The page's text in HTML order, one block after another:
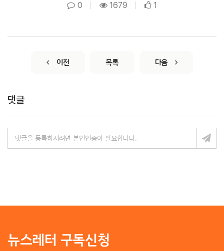
0 1679 1
이전 목록 다음
댓글
뉴스레터 구독신청